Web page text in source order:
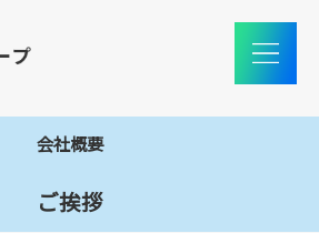
会社概要
ご挨拶